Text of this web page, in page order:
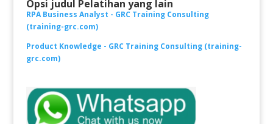
Opsi judul Pelatihan yang lain
RPA Business Analyst - GRC Training Consulting
(training-grc.com)
Product Knowledge - GRC Training Consulting (training-
grc.com)